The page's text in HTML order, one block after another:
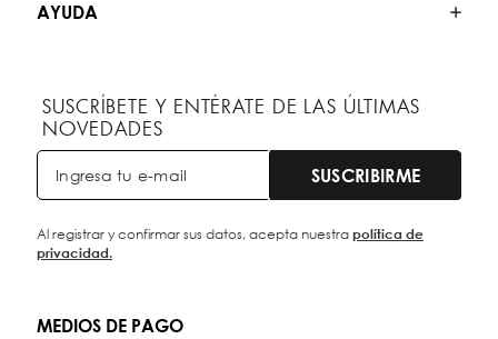
AYUDA
SUSCRÍBETE Y ENTÉRATE DE LAS ÚLTIMAS
NOVEDADES
SUSCRIBIRME
Al registrar y confirmar sus datos, acepta nuestrapolítica de
privacidad.
MEDIOS DE PAGO